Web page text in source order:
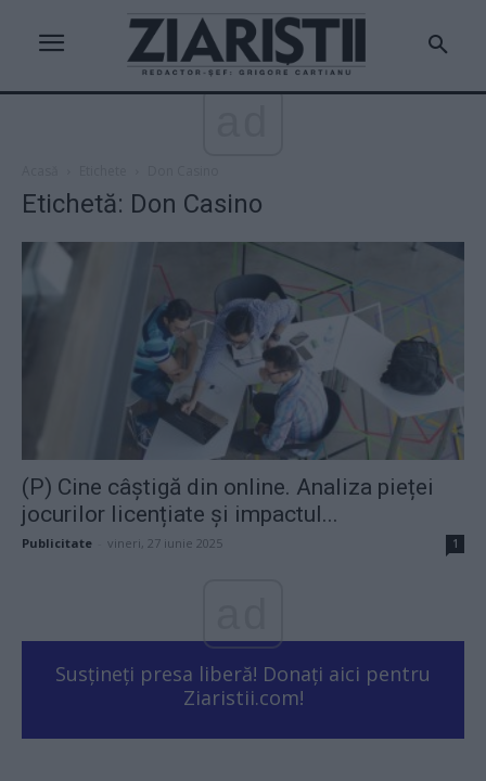
Etichetă: Don Casino
(P) Cine câștigă din online. Analiza pieței
jocurilor licențiate și impactul...
Publicitate vineri, 27 iunie 2025 1
Susțineți presa liberă! Donați aici pentru
Ziaristii.com!